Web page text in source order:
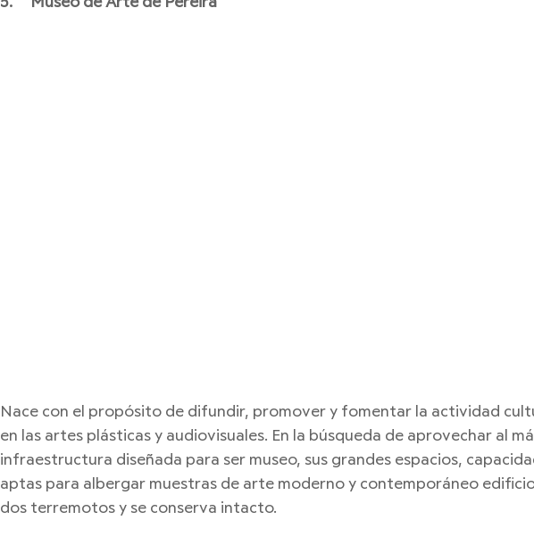
Nace con el propósito de difundir, promover y fomentar la actividad
en las artes plásticas y audiovisuales. En la búsqueda de aprovechar al
infraestructura diseñada para ser museo, sus grandes espacios,
aptas para albergar muestras de arte moderno y contemporáneo
dos terremotos y se conserva intacto.